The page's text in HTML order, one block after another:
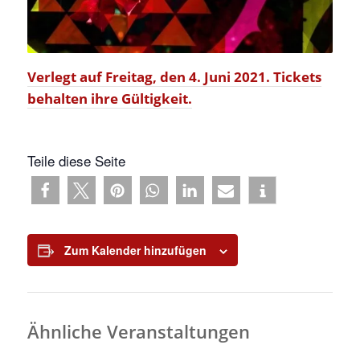
Verlegt auf Freitag, den 4. Juni 2021. Tickets
behalten ihre Gültigkeit.
Teile diese Seite
Zum Kalender hinzufügen
Ähnliche Veranstaltungen